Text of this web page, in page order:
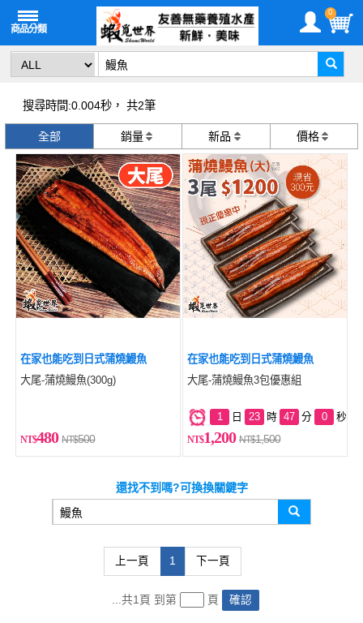
0
搜尋時間:0.004秒， 共2筆
全部 銷量 新品 價格
在家也能吃到日式蒲燒鰻魚
大尾-蒲燒鰻魚(300g)
480 500
在家也能吃到日式蒲燒鰻魚
大尾-蒲燒鰻魚3包優惠組
1 日 23 時 47 分 0 秒
1,200 1,500
還找不到嗎?可換換關鍵字
上一頁 1 下一頁
...共1頁 到第 頁 確認